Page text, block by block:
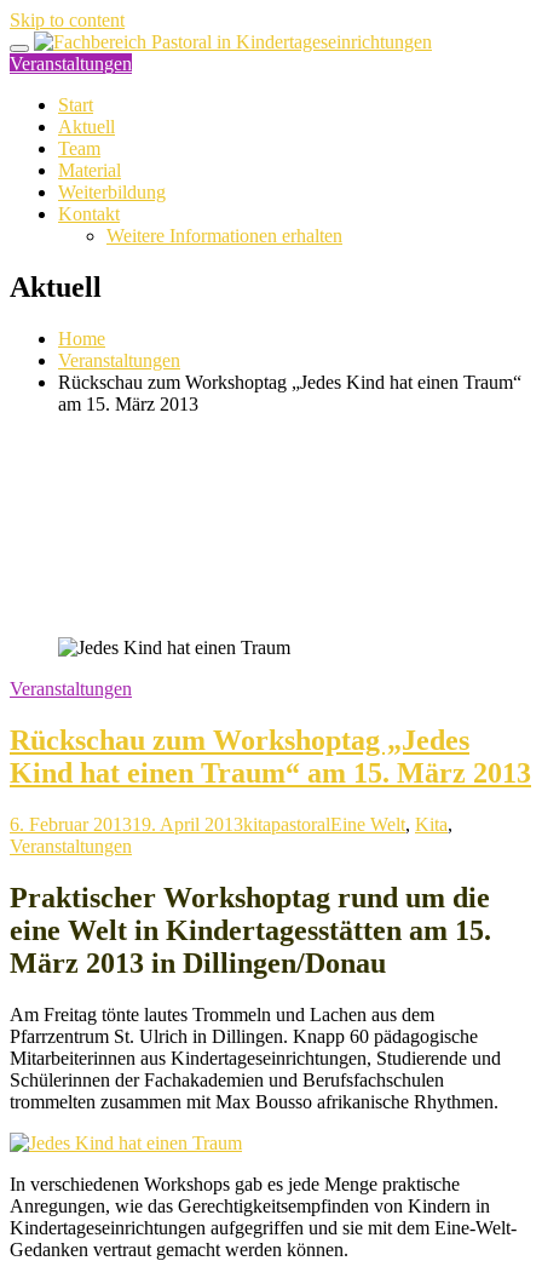
Skip to content
Veranstaltungen
Start
Aktuell
Team
Material
Weiterbildung
Kontakt
Weitere Informationen erhalten
Aktuell
Home
Veranstaltungen
Rückschau zum Workshoptag „Jedes Kind hat einen Traum“
am 15. März 2013
Veranstaltungen
Rückschau zum Workshoptag „Jedes
Kind hat einen Traum“ am 15. März 2013
6. Februar 201319. April 2013kitapastoralEine Welt, Kita,
Veranstaltungen
Praktischer Workshoptag rund um die
eine Welt in Kindertagesstätten am 15.
März 2013 in Dillingen/Donau
Am Freitag tönte lautes Trommeln und Lachen aus dem
Pfarrzentrum St. Ulrich in Dillingen. Knapp 60 pädagogische
Mitarbeiterinnen aus Kindertageseinrichtungen, Studierende und
Schülerinnen der Fachakademien und Berufsfachschulen
trommelten zusammen mit Max Bousso afrikanische Rhythmen.
In verschiedenen Workshops gab es jede Menge praktische
Anregungen, wie das Gerechtigkeitsempfinden von Kindern in
Kindertageseinrichtungen aufgegriffen und sie mit dem Eine-Welt-
Gedanken vertraut gemacht werden können.